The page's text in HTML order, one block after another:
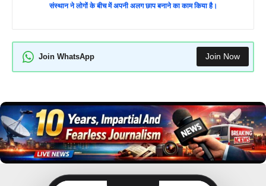
संस्थान ने लोगों के बीच में अपनी अलग छाप बनाने का काम किया है।
Join WhatsApp Join Now